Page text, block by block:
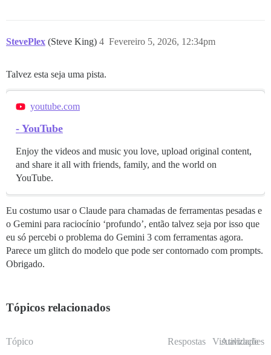
StevePlex (Steve King) Fevereiro 5, 2026, 12:34pm
4
Talvez esta seja uma pista.
youtube.com
- YouTube
Enjoy the videos and music you love, upload original content,
and share it all with friends, family, and the world on
YouTube.
Eu costumo usar o Claude para chamadas de ferramentas pesadas e
o Gemini para raciocínio ‘profundo’, então talvez seja por isso que
eu só percebi o problema do Gemini 3 com ferramentas agora.
Parece um glitch do modelo que pode ser contornado com prompts.
Obrigado.
Tópicos relacionados
Tópico Respostas Visualizações
Atividade